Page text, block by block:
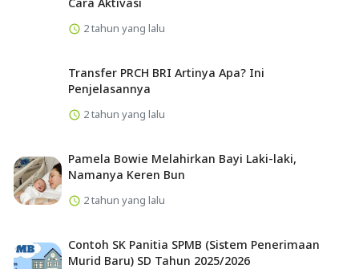
2 tahun yang lalu
Transfer PRCH BRI Artinya Apa? Ini
Penjelasannya
2 tahun yang lalu
Pamela Bowie Melahirkan Bayi Laki-laki,
Namanya Keren Bun
2 tahun yang lalu
Contoh SK Panitia SPMB (Sistem Penerimaan
Murid Baru) SD Tahun 2025/2026